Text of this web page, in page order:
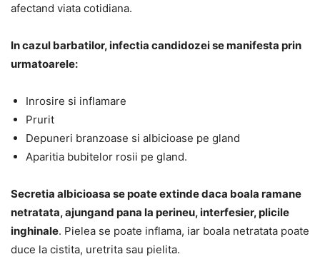
afectand viata cotidiana.
In cazul barbatilor, infectia candidozei se manifesta prin
urmatoarele:
Inrosire si inflamare
Prurit
Depuneri branzoase si albicioase pe gland
Aparitia bubitelor rosii pe gland.
Secretia albicioasa se poate extinde daca boala ramane
netratata, ajungand pana la perineu, interfesier, plicile
inghinale. Pielea se poate inflama, iar boala netratata poate
duce la cistita, uretrita sau pielita.